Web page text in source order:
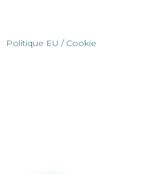
Politique EU / Cookie